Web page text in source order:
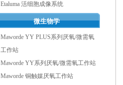
Etaluma 活细胞成像系统
微生物学
Maworde YY PLUS系列厌氧/微需氧
工作站
Maworde YY系列厌氧/微需氧工作站
Maworde 铜触媒厌氧工作站